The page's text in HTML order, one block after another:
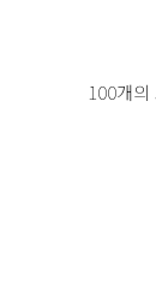
100개의